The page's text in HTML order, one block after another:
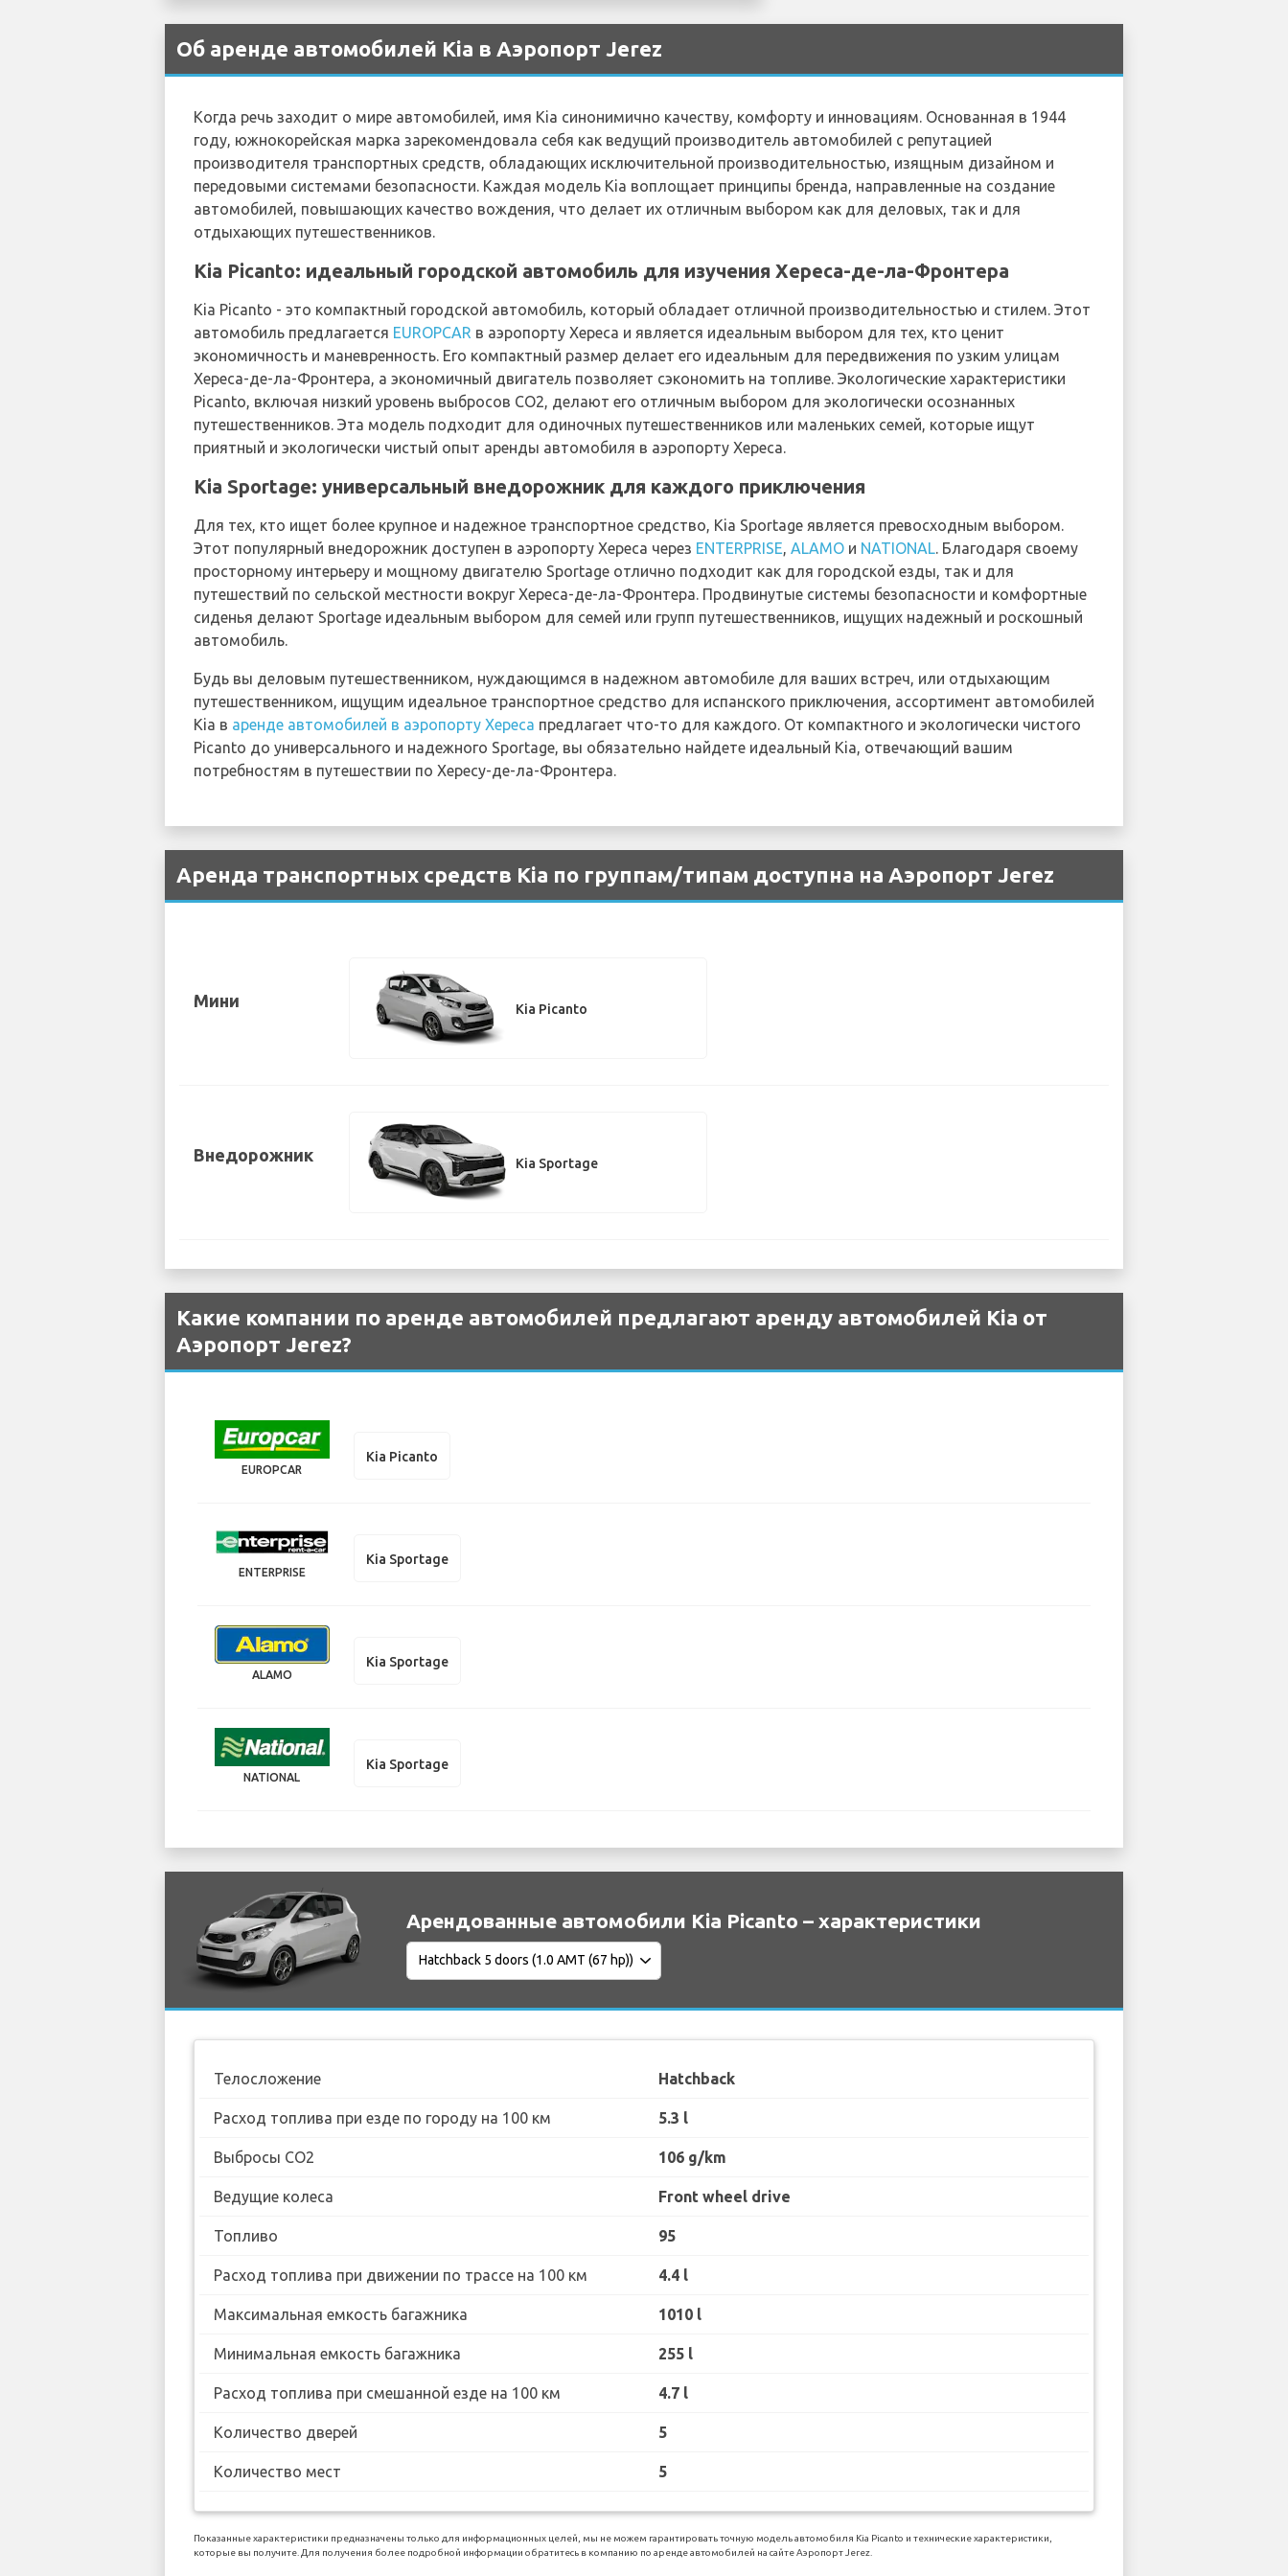
Об аренде автомобилей Kia в Аэропорт Jerez
Когда речь заходит о мире автомобилей, имя Kia синонимично качеству, комфорту и инновациям. Основанная в 1944
году, южнокорейская марка зарекомендовала себя как ведущий производитель автомобилей с репутацией
производителя транспортных средств, обладающих исключительной производительностью, изящным дизайном и
передовыми системами безопасности. Каждая модель Kia воплощает принципы бренда, направленные на создание
автомобилей, повышающих качество вождения, что делает их отличным выбором как для деловых, так и для
отдыхающих путешественников.
Kia Picanto: идеальный городской автомобиль для изучения Хереса-де-ла-Фронтера
Kia Picanto - это компактный городской автомобиль, который обладает отличной производительностью и стилем. Этот
автомобиль предлагается EUROPCAR в аэропорту Хереса и является идеальным выбором для тех, кто ценит
экономичность и маневренность. Его компактный размер делает его идеальным для передвижения по узким улицам
Хереса-де-ла-Фронтера, а экономичный двигатель позволяет сэкономить на топливе. Экологические характеристики
Picanto, включая низкий уровень выбросов CO2, делают его отличным выбором для экологически осознанных
путешественников. Эта модель подходит для одиночных путешественников или маленьких семей, которые ищут
приятный и экологически чистый опыт аренды автомобиля в аэропорту Хереса.
Kia Sportage: универсальный внедорожник для каждого приключения
Для тех, кто ищет более крупное и надежное транспортное средство, Kia Sportage является превосходным выбором.
Этот популярный внедорожник доступен в аэропорту Хереса через ENTERPRISE, ALAMO и NATIONAL. Благодаря своему
просторному интерьеру и мощному двигателю Sportage отлично подходит как для городской езды, так и для
путешествий по сельской местности вокруг Хереса-де-ла-Фронтера. Продвинутые системы безопасности и комфортные
сиденья делают Sportage идеальным выбором для семей или групп путешественников, ищущих надежный и роскошный
автомобиль.
Будь вы деловым путешественником, нуждающимся в надежном автомобиле для ваших встреч, или отдыхающим
путешественником, ищущим идеальное транспортное средство для испанского приключения, ассортимент автомобилей
Kia в аренде автомобилей в аэропорту Хереса предлагает что-то для каждого. От компактного и экологически чистого
Picanto до универсального и надежного Sportage, вы обязательно найдете идеальный Kia, отвечающий вашим
потребностям в путешествии по Хересу-де-ла-Фронтера.
Аренда транспортных средств Kia по группам/типам доступна на Аэропорт Jerez
Мини Kia Picanto
Внедорожник Kia Sportage
Какие компании по аренде автомобилей предлагают аренду автомобилей Kia от
Аэропорт Jerez?
EUROPCAR
Kia Picanto
ENTERPRISE
Kia Sportage
ALAMO
Kia Sportage
NATIONAL
Kia Sportage
Арендованные автомобили Kia Picanto – характеристики
Телосложение Hatchback
Расход топлива при езде по городу на 100 км 5.3 l
Выбросы CO2 106 g/km
Ведущие колеса Front wheel drive
Топливо 95
Расход топлива при движении по трассе на 100 км 4.4 l
Максимальная емкость багажника 1010 l
Минимальная емкость багажника 255 l
Расход топлива при смешанной езде на 100 км 4.7 l
Количество дверей 5
Количество мест 5
Показанные характеристики предназначены только для информационных целей, мы не можем гарантировать точную модель автомобиля Kia Picanto и технические характеристики,
которые вы получите. Для получения более подробной информации обратитесь в компанию по аренде автомобилей на сайте Аэропорт Jerez.